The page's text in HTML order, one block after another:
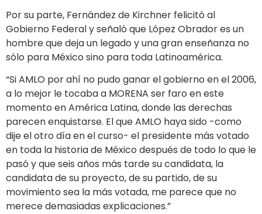
Por su parte, Fernández de Kirchner felicitó al
Gobierno Federal y señaló que López Obrador es un
hombre que deja un legado y una gran enseñanza no
sólo para México sino para toda Latinoamérica.
“Si AMLO por ahí no pudo ganar el gobierno en el 2006,
a lo mejor le tocaba a MORENA ser faro en este
momento en América Latina, donde las derechas
parecen enquistarse. El que AMLO haya sido -como
dije el otro día en el curso- el presidente más votado
en toda la historia de México después de todo lo que le
pasó y que seis años más tarde su candidata, la
candidata de su proyecto, de su partido, de su
movimiento sea la más votada, me parece que no
merece demasiadas explicaciones.”